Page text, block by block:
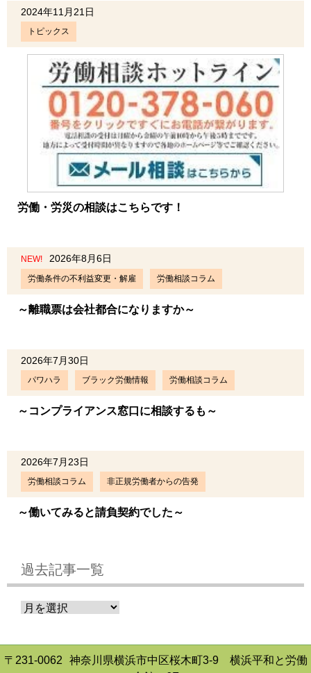
2024年11月21日
トピックス
労働・労災の相談はこちらです！
NEW! 2026年8月6日
労働条件の不利益変更・解雇 労働相談コラム
～離職票は会社都合になりますか～
2026年7月30日
パワハラ ブラック労働情報 労働相談コラム
～コンプライアンス窓口に相談するも～
2026年7月23日
労働相談コラム 非正規労働者からの告発
～働いてみると請負契約でした～
過去記事一覧
〒231-0062
神奈川県横浜市中区桜木町3-9 横浜平和と労働